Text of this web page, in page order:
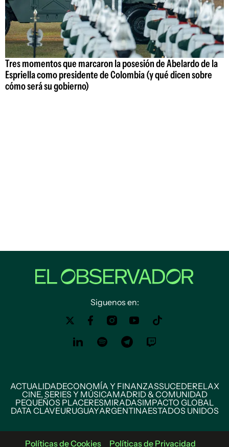
Tres momentos que marcaron la posesión de Abelardo de la
Espriella como presidente de Colombia (y qué dicen sobre
cómo será su gobierno)
Siguenos en:
ACTUALIDADECONOMÍA Y FINANZASSUCEDERELAX
CINE, SERIES Y MÚSICAMADRID & COMUNIDAD
PEQUEÑOS PLACERESMIRADASIMPACTO GLOBAL
DATA CLAVEURUGUAYARGENTINAESTADOS UNIDOS
Políticas de Cookies Políticas de Privacidad